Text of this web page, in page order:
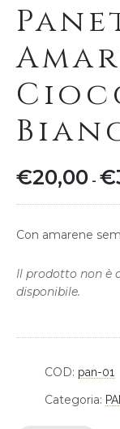
€20,00 - €
Con amarene
Il prodotto non è
disponibile.
COD: pan-01
Categoria: